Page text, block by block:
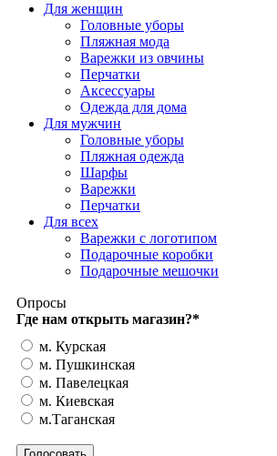
Для женщин
Головные уборы
Пляжная мода
Варежки из овчины
Перчатки
Аксессуары
Одежда для дома
Для мужчин
Головные уборы
Пляжная одежда
Шарфы
Варежки
Перчатки
Для всех
Варежки с логотипом
Подарочные коробки
Подарочные мешочки
Опросы
Где нам открыть магазин?*
м. Курская
м. Пушкинская
м. Павелецкая
м. Киевская
м.Таганская